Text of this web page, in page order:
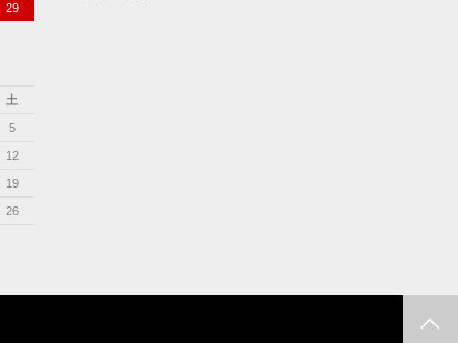
29
土
5
12
19
26